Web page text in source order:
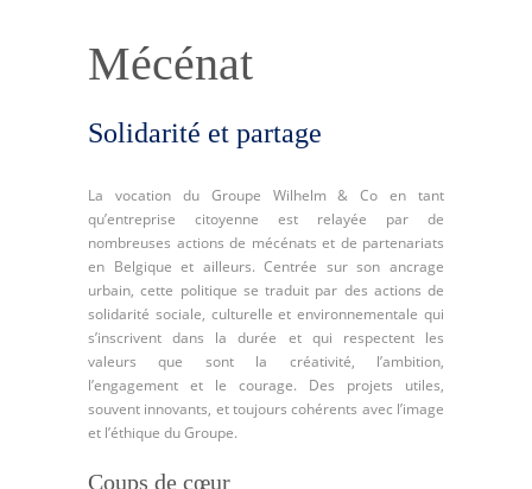
Mécénat
Solidarité et partage
La vocation du Groupe Wilhelm & Co en tant
qu’entreprise citoyenne est relayée par de
nombreuses actions de mécénats et de partenariats
en Belgique et ailleurs. Centrée sur son ancrage
urbain, cette politique se traduit par des actions de
solidarité sociale, culturelle et environnementale qui
s’inscrivent dans la durée et qui respectent les
valeurs que sont la créativité, l’ambition,
l’engagement et le courage. Des projets utiles,
souvent innovants, et toujours cohérents avec l’image
et l’éthique du Groupe.
Coups de cœur